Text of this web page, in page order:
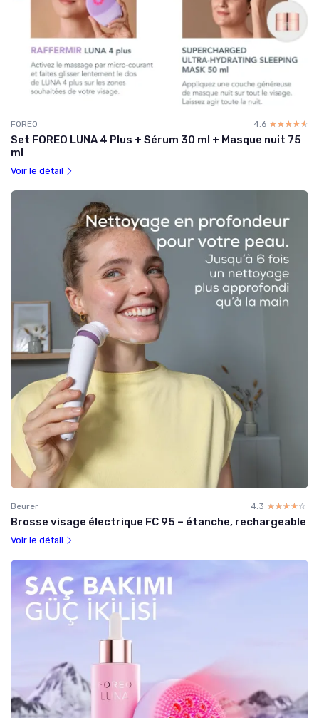
FOREO 4.6 ☆☆☆☆☆
★★★★★
Set FOREO LUNA 4 Plus + Sérum 30 ml + Masque nuit 75
ml
Voir le détail
Beurer 4.3 ☆☆☆☆☆
★★★★★
Brosse visage électrique FC 95 – étanche, rechargeable
Voir le détail